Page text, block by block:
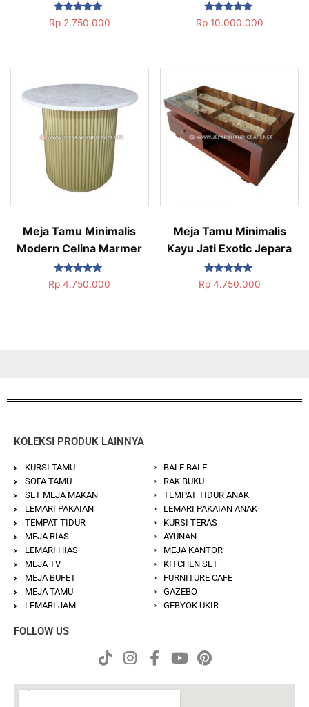
Dinilai
5.00
Rp2.750.000
Dinilai
5.00
Rp10.000.000
Meja Tamu Minimalis
Modern Celina Marmer
Dinilai
5.00
Rp 4.750.000
Meja Tamu Minimalis
Kayu Jati Exotic Jepara
Dinilai
5.00
Rp4.750.000
KOLEKSI PRODUK LAINNYA
KURSI TAMU
SOFA TAMU
SET MEJA MAKAN
LEMARI PAKAIAN
TEMPAT TIDUR
MEJA RIAS
LEMARI HIAS
MEJA TV
MEJA BUFET
MEJA TAMU
LEMARI JAM
BALE BALE
RAK BUKU
TEMPAT TIDUR ANAK
LEMARI PAKAIAN ANAK
KURSI TERAS
AYUNAN
MEJA KANTOR
KITCHEN SET
FURNITURE CAFE
GAZEBO
GEBYOK UKIR
FOLLOW US